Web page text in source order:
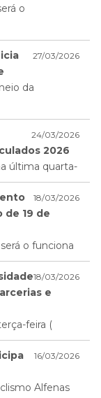
o
27/03/2026
da
24/03/2026
2026
última quarta-
18/03/2026
de 19 de
o funciona
18/03/2026
e
feira (
16/03/2026
Alfenas